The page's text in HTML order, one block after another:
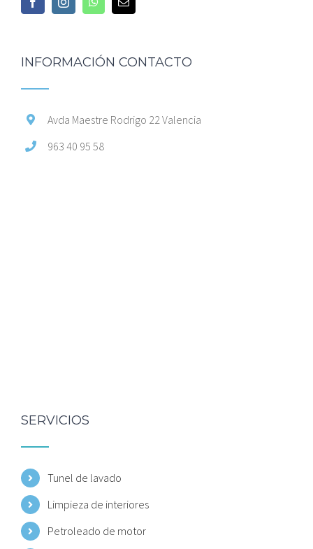
INFORMACIÓN CONTACTO
Avda Maestre Rodrigo 22 Valencia
963 40 95 58
SERVICIOS
Tunel de lavado
Limpieza de interiores
Petroleado de motor